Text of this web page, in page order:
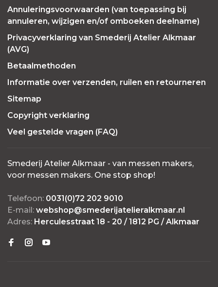
Annuleringsvoorwaarden (van toepassing bij
annuleren, wijzigen en/of omboeken deelname)
Privacyverklaring van Smederij Atelier Alkmaar
(AVG)
Betaalmethoden
Informatie over verzenden, ruilen en retourneren
Sitemap
Copyright verklaring
Veel gestelde vragen (FAQ)
Smederij Atelier Alkmaar - van messen makers,
voor messen makers. One stop shop!
Telefoon: 0031(0)72 202 9010
E-mail: webshop@smederijatelieralkmaar.nl
Adres: Herculesstraat 18 - 20 / 1812 PG / Alkmaar